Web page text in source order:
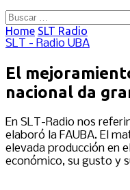
Buscar:
Home SLT Radio
SLT - Radio UBA
El
nacional da
En SLT-Radio nos
elaboró la FAUBA. El
elevada producción en
económico, su gusto y